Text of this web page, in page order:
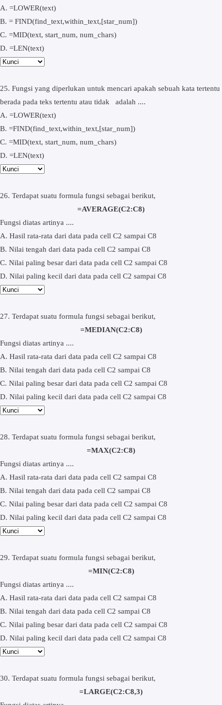
A. =LOWER(text)
B. = FIND(find_text,within_text,[star_num])
C. =MID(text, start_num, num_chars)
D. =LEN(text)
25. Fungsi yang diperlukan untuk mencari apakah sebuah kata tertentu
berada pada teks tertentu atau tidak adalah ....
A. =LOWER(text)
B. =FIND(find_text,within_text,[star_num])
C. =MID(text, start_num, num_chars)
D. =LEN(text)
26. Terdapat suatu formula fungsi sebagai berikut,
=AVERAGE(C2:C8)
Fungsi diatas artinya ....
A. Hasil rata-rata dari data pada cell C2 sampai C8
B. Nilai tengah dari data pada cell C2 sampai C8
C. Nilai paling besar dari data pada cell C2 sampai C8
D. Nilai paling kecil dari data pada cell C2 sampai C8
27. Terdapat suatu formula fungsi sebagai berikut,
=MEDIAN(C2:C8)
Fungsi diatas artinya ....
A. Hasil rata-rata dari data pada cell C2 sampai C8
B. Nilai tengah dari data pada cell C2 sampai C8
C. Nilai paling besar dari data pada cell C2 sampai C8
D. Nilai paling kecil dari data pada cell C2 sampai C8
28. Terdapat suatu formula fungsi sebagai berikut,
=MAX(C2:C8)
Fungsi diatas artinya ....
A. Hasil rata-rata dari data pada cell C2 sampai C8
B. Nilai tengah dari data pada cell C2 sampai C8
C. Nilai paling besar dari data pada cell C2 sampai C8
D. Nilai paling kecil dari data pada cell C2 sampai C8
29. Terdapat suatu formula fungsi sebagai berikut,
=MIN(C2:C8)
Fungsi diatas artinya ....
A. Hasil rata-rata dari data pada cell C2 sampai C8
B. Nilai tengah dari data pada cell C2 sampai C8
C. Nilai paling besar dari data pada cell C2 sampai C8
D. Nilai paling kecil dari data pada cell C2 sampai C8
30. Terdapat suatu formula fungsi sebagai berikut,
=LARGE(C2:C8,3)